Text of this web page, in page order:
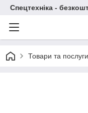
Спецтехніка -
Товари та послуги